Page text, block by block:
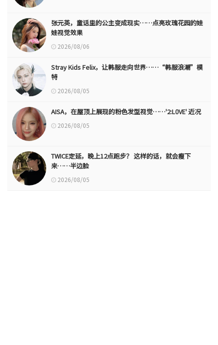
张元英，童话里的公主变成现实……点亮玫瑰花园的娃
娃视觉效果
2026/08/06
Stray Kids Felix，让韩服走向世界……“韩服浪潮”模
特
2026/08/05
AISA，在屋顶上展现的粉色发型视觉……'2:L0VE' 近况
2026/08/05
TWICE定延，晚上12点跑步？ 这样的话，就会瘦下
来……半边脸
2026/08/05